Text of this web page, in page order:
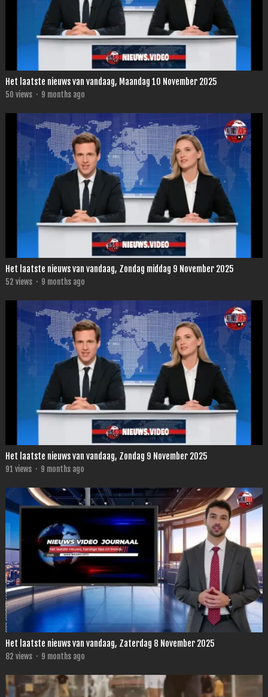
Het laatste nieuws van vandaag, Maandag 10 November 2025
50 views · 9 months ago
Het laatste nieuws van vandaag, Zondag middag 9 November 2025
52 views · 9 months ago
Het laatste nieuws van vandaag, Zondag 9 November 2025
91 views · 9 months ago
Het laatste nieuws van vandaag, Zaterdag 8 November 2025
82 views · 9 months ago